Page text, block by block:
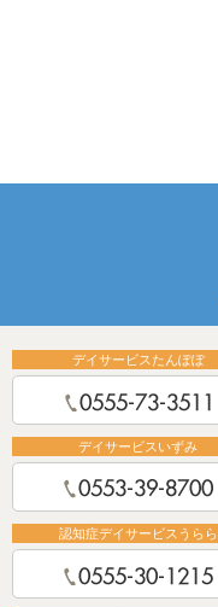
デイサービスたんぽぽ
デイサービスいずみ
認知症デイサービスうらら